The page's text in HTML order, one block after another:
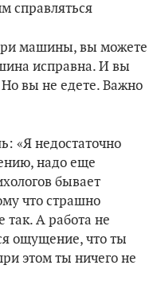
справляться
машины, вы можете
исправна. И вы
вы не едете. Важно
«Я недостаточно
надо еще
бывает
что страшно
так. А работа не
ощущение, что ты
этом ты ничего не